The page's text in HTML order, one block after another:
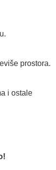
prostora.
i ostale